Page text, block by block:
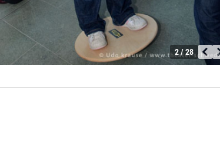
2 / 28